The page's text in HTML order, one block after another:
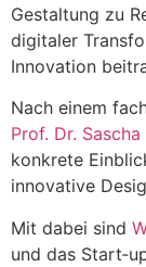
Gestaltung zu
digitaler
Innovation
Nach einem
Prof. Dr.
konkrete
innovative
Mit dabei sind
und das